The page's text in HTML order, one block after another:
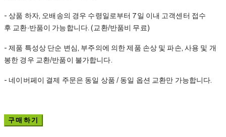
- 상품 하자, 오배송의 경우 수령일로부터 7일 이내 고객센터 접수
후 교환∙반품이 가능합니다. (교환/반품비 무료)
- 제품 특성상 단순 변심, 부주의에 의한 제품 손상 및 파손, 사용 및 개
봉한 경우 교환/반품이 불가합니다.
- 네이버페이 결제 주문은 동일 상품 / 동일 옵션 교환만 가능합니다.
구매하기